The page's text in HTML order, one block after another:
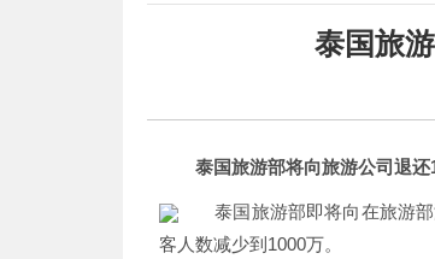
泰国旅
泰国旅游部将向旅游公司退
泰国旅游部即将向在旅游
客人数减少到1000万。